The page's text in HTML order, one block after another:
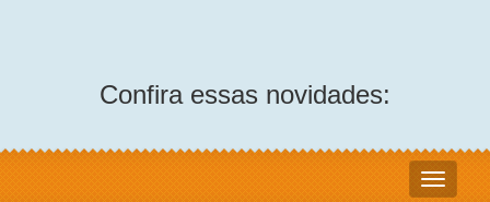
Confira essas novidades: